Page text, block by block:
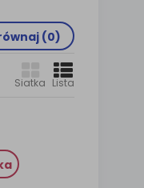
(0)
Siatka Lista